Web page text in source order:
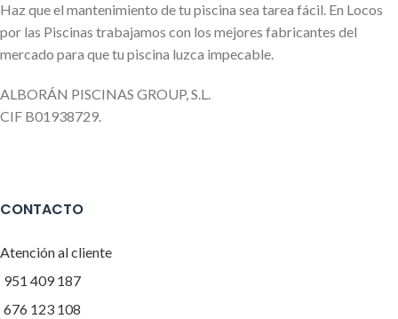
Haz que el mantenimiento de tu piscina sea tarea fácil. En Locos
por las Piscinas trabajamos con los mejores fabricantes del
mercado para que tu piscina luzca impecable.
ALBORÁN PISCINAS GROUP, S.L.
CIF B01938729.
CONTACTO
Atención al cliente
951 409 187
676 123 108